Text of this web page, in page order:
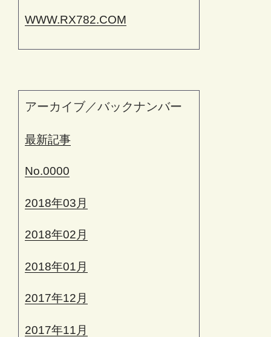
WWW.RX782.COM
アーカイブ／バックナンバー
最新記事
No.0000
2018年03月
2018年02月
2018年01月
2017年12月
2017年11月